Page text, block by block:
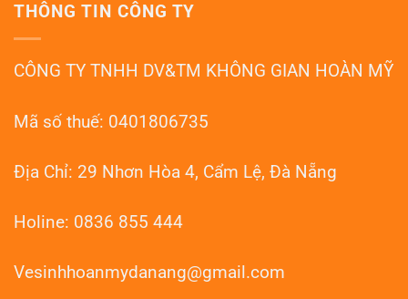
THÔNG TIN CÔNG TY
CÔNG TY TNHH DV&TM KHÔNG GIAN HOÀN MỸ
Mã số thuế: 0401806735
Địa Chỉ: 29 Nhơn Hòa 4, Cẩm Lệ, Đà Nẵng
Holine: 0836 855 444
Vesinhhoanmydanang@gmail.com